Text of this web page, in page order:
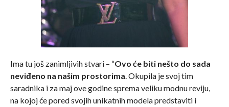
Ima tu još zanimljivih stvari – “Ovo će biti nešto do sada
neviđeno na našim prostorima. Okupila je svoj tim
saradnika i za maj ove godine sprema veliku modnu reviju,
na kojoj će pored svojih unikatnih modela predstaviti i